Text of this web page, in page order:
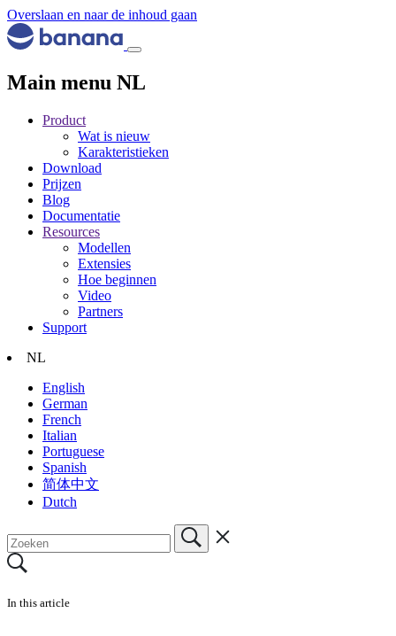
Overslaan en naar de inhoud gaan
Main menu NL
Product
Wat is nieuw
Karakteristieken
Download
Prijzen
Blog
Documentatie
Resources
Modellen
Extensies
Hoe beginnen
Video
Partners
Support
NL
English
German
French
Italian
Portuguese
Spanish
简体中文
Dutch
In this article